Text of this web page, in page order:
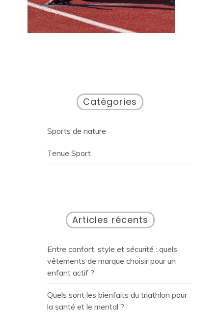
Catégories
Sports de nature
Tenue Sport
Articles récents
Entre confort, style et sécurité : quels
vêtements de marque choisir pour un
enfant actif ?
Quels sont les bienfaits du triathlon pour
la santé et le mental ?